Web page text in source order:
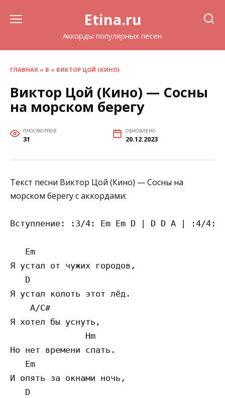
Etina.ru
Аккорды популярных песен
ГЛАВНАЯ » В » ВИКТОР ЦОЙ (КИНО)
Виктор Цой (Кино) — Сосны
на морском берегу
ПРОСМОТРОВ
31
ОБНОВЛЕНО
20.12.2023
Текст песни Виктор Цой (Кино) — Сосны на
морском берегу с аккордами:
Вступление: :3/4: Em Em D | D D A | :4/4:
   Em
Я устал от чужих городов,
   D
Я устал колоть этот лёд.
    A/C#
Я хотел бы уснуть,
               Hm
Но нет времени спать.
   Em
И опять за окнами ночь,
   D